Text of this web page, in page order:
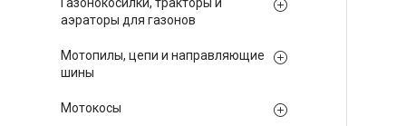
аэраторы для газонов
Мотопилы, цепи и направляющие
шины
Мотокосы